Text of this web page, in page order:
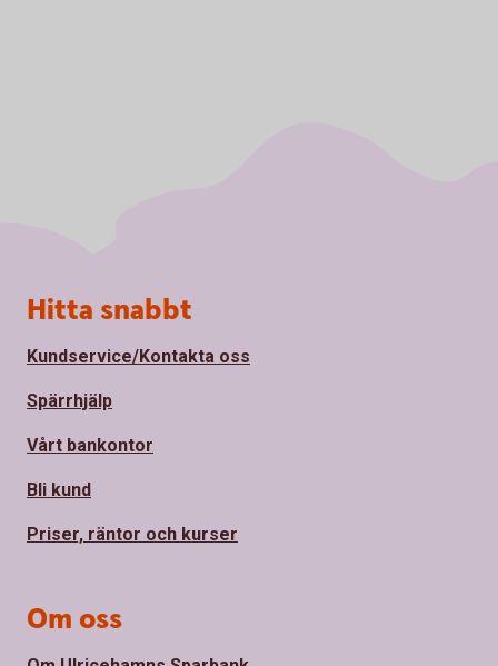
Sidfot
Hitta snabbt
Kundservice/Kontakta oss
Spärrhjälp
Vårt bankontor
Bli kund
Priser, räntor och kurser
Om oss